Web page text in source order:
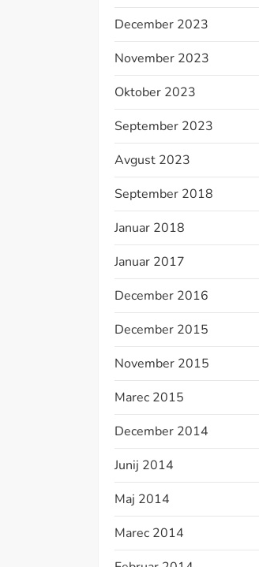
December 2023
November 2023
Oktober 2023
September 2023
Avgust 2023
September 2018
Januar 2018
Januar 2017
December 2016
December 2015
November 2015
Marec 2015
December 2014
Junij 2014
Maj 2014
Marec 2014